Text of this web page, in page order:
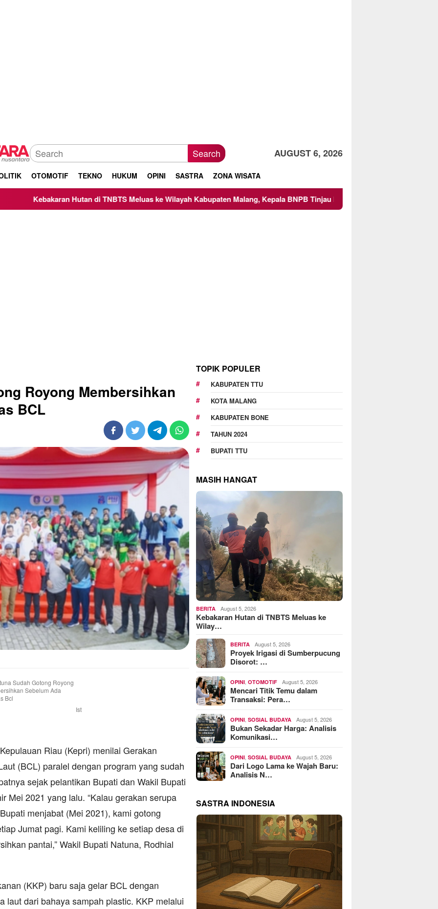
Search AUGUST 6, 2026
OTOMOTIF TEKNO HUKUM OPINI SASTRA ZONA WISATA
di TNBTS Meluas ke Wilayah Kabupaten Malang, Kepala BNPB Tinjau Langsung Lokasi
Royong Membersihkan
BCL
Ist
Riau (Kepri) menilai Gerakan
(BCL) paralel dengan program yang sudah
sejak pelantikan Bupati dan Wakil Bupati
Mei 2021 yang lalu. “Kalau gerakan serupa
menjabat (Mei 2021), kami gotong
Jumat pagi. Kami keliling ke setiap desa di
pantai,” Wakil Bupati Natuna, Rodhial
(KKP) baru saja gelar BCL dengan
laut dari bahaya sampah plastic. KKP melalui
TOPIK POPULER
KABUPATEN TTU
KOTA MALANG
KABUPATEN BONE
TAHUN 2024
BUPATI TTU
MASIH HANGAT
BERITA August 5, 2026
Kebakaran Hutan di TNBTS Meluas ke
Wilay…
BERITA August 5, 2026
Proyek Irigasi di Sumberpucung
Disorot: …
OPINI ,OTOMOTIF August 5, 2026
Mencari Titik Temu dalam
Transaksi: Pera…
OPINI ,SOSIAL BUDAYA August 5, 2026
Bukan Sekadar Harga: Analisis
Komunikasi…
OPINI ,SOSIAL BUDAYA August 5, 2026
Dari Logo Lama ke Wajah Baru:
Analisis N…
SASTRA INDONESIA